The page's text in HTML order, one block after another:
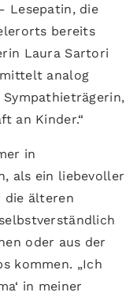
Lesepatin, die
bereits
Laura Sartori
analog
an Kinder.“
in
als ein liebevoller
die älteren
oder aus der
kommen. „Ich
in meiner